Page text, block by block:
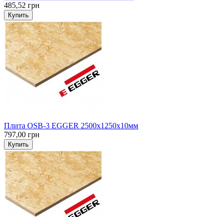
485,52 грн
Купить
Плита OSB-3 EGGER 2500х1250х10мм
797,00 грн
Купить